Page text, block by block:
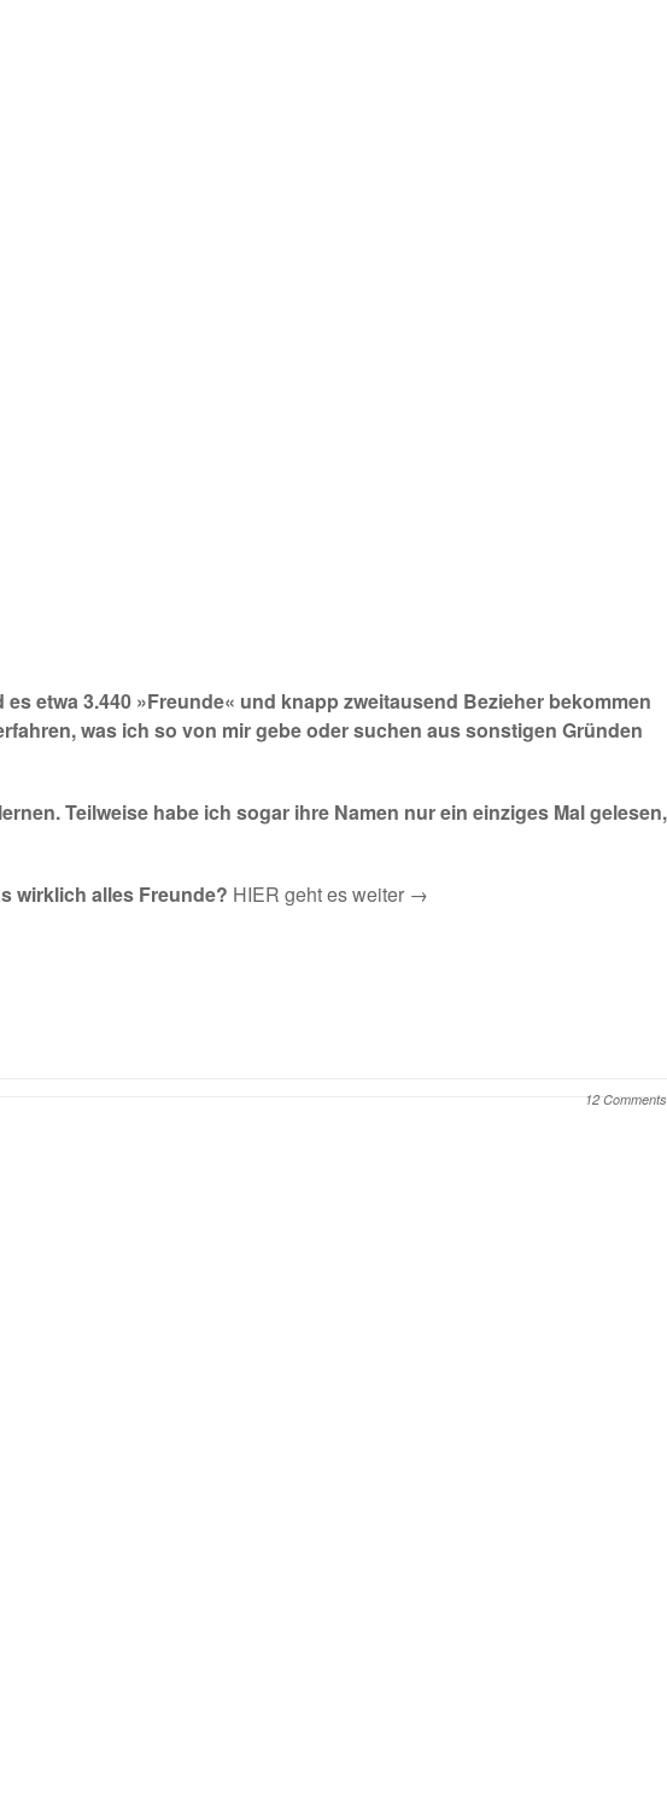
etwa 3.440 »Freunde« und knapp zweitausend Bezieher bekommen
was ich so von mir gebe oder suchen aus sonstigen Gründen
Teilweise habe ich sogar ihre Namen nur ein einziges Mal gelesen,
wirklich alles Freunde? HIER geht es weiter →
12 Comments